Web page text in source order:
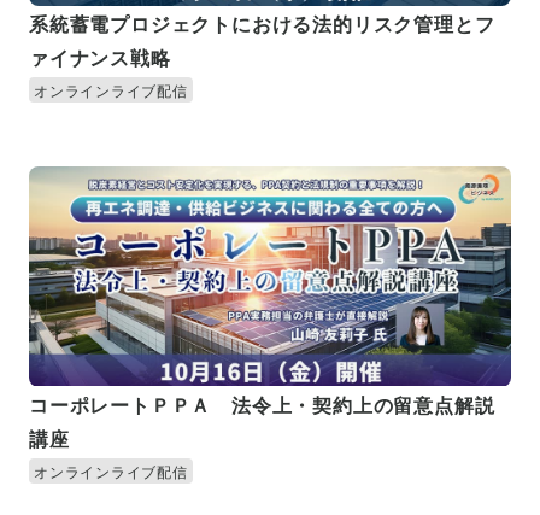
系統蓄電プロジェクトにおける法的リスク管理とフ
ァイナンス戦略
オンラインライブ配信
コーポレートＰＰＡ 法令上・契約上の留意点解説
講座
オンラインライブ配信